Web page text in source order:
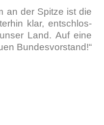
an der Spit­ze ist die
klar, ent­schlos­
Land. Auf eine
Bun­des­vor­stand!“